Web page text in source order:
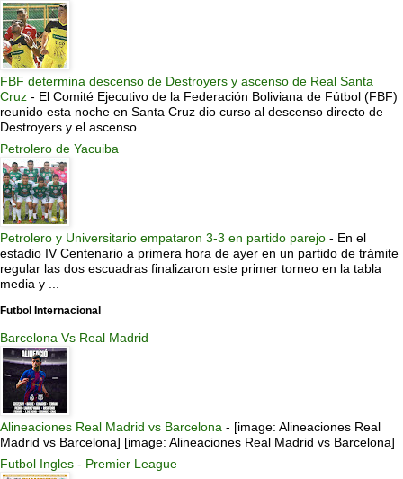
FBF determina descenso de Destroyers y ascenso de Real Santa
Cruz - El Comité Ejecutivo de la Federación Boliviana de Fútbol (FBF)
reunido esta noche en Santa Cruz dio curso al descenso directo de
Destroyers y el ascenso ...
Petrolero de Yacuiba
Petrolero y Universitario empataron 3-3 en partido parejo - En el
estadio IV Centenario a primera hora de ayer en un partido de trámite
regular las dos escuadras finalizaron este primer torneo en la tabla
media y ...
Futbol Internacional
Barcelona Vs Real Madrid
Alineaciones Real Madrid vs Barcelona - [image: Alineaciones Real
Madrid vs Barcelona] [image: Alineaciones Real Madrid vs Barcelona]
Futbol Ingles - Premier League